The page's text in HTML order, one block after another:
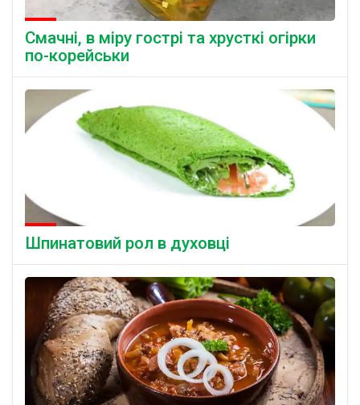
Смачні, в міру гострі та хрусткі огірки
по-корейськи
Шпинатовий рол в духовці